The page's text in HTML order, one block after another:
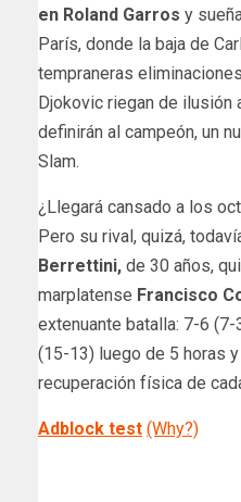
en Roland Garros y
París, donde la baja de
tempraneras
Djokovic riegan de ilusión
definirán al campeón, un
Slam.
¿Llegará cansado a los
Pero su rival, quizá,
Berrettini, de 30 años,
marplatense Francisco
extenuante batalla: 7-6
(15-13) luego de 5 horas
recuperación física de
Adblock test (Why?)